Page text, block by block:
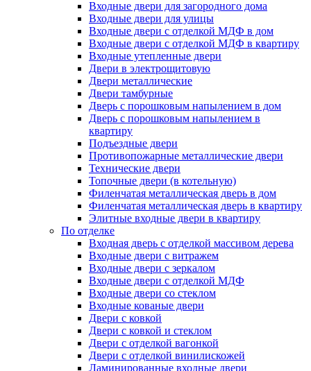
Входные двери для загородного дома
Входные двери для улицы
Входные двери с отделкой МДФ в дом
Входные двери с отделкой МДФ в квартиру
Входные утепленные двери
Двери в электрощитовую
Двери металлические
Двери тамбурные
Дверь с порошковым напылением в дом
Дверь с порошковым напылением в
квартиру
Подъездные двери
Противопожарные металлические двери
Технические двери
Топочные двери (в котельную)
Филенчатая металлическая дверь в дом
Филенчатая металлическая дверь в квартиру
Элитные входные двери в квартиру
По отделке
Входная дверь с отделкой массивом дерева
Входные двери с витражем
Входные двери с зеркалом
Входные двери с отделкой МДФ
Входные двери со стеклом
Входные кованые двери
Двери с ковкой
Двери с ковкой и стеклом
Двери с отделкой вагонкой
Двери с отделкой винилискожей
Ламинированные входные двери